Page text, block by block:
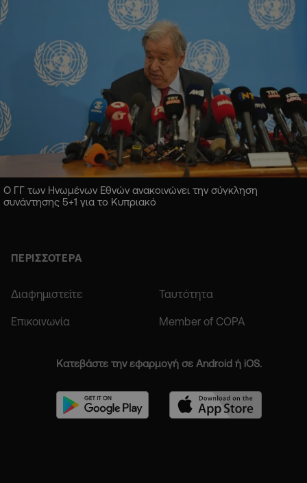
Ο ΓΓ των Ηνωμένων Εθνών ανακοινώνει την σύγκληση
συνάντησης 5+1 για το Κυπριακό
ΠΕΡΙΣΣΟΤΕΡΑ
Διαφημιστείτε Ταυτότητα
Επικοινωνία Member of COPA
Κατεβάστε την εφαρμογή σε Android ή iOS.